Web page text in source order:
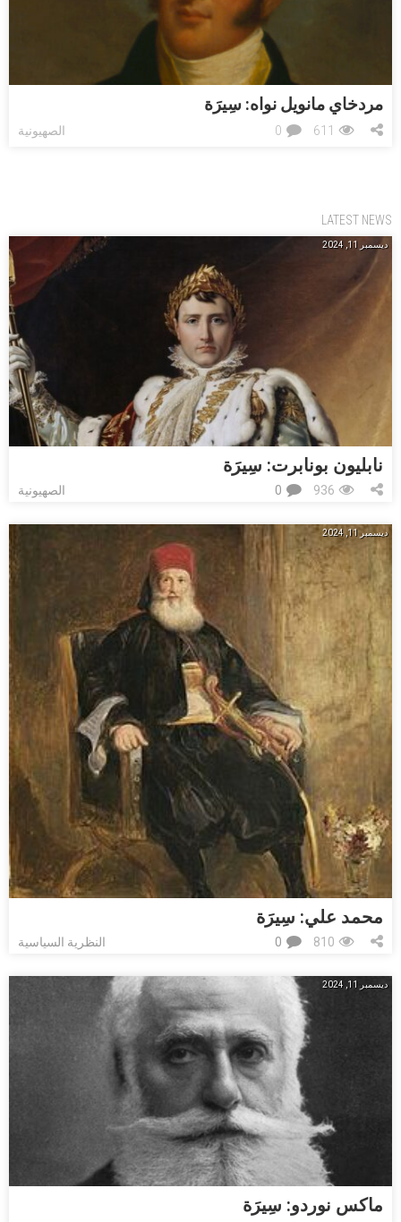
مردخاي مانويل نواه: ﺳِﻴﺮَﺓ
الصهيونية 611
0
LATEST NEWS
ديسمبر 11, 2024
نابليون بونابرت: ﺳِﻴﺮَﺓ
الصهيونية 936
0
ديسمبر 11, 2024
محمد علي: ﺳِﻴﺮَﺓ
النظرية السياسية 810
0
ديسمبر 11, 2024
ماكس نوردو: ﺳِﻴﺮَﺓ